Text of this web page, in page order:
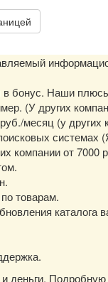
в бонус. Наши
(У других
месяц (у других
системах
компании от 7000
товарам.
каталога
деньги.